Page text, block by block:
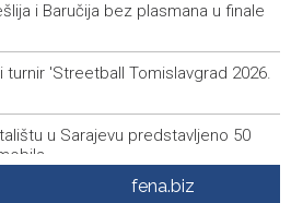
i Baručija bez plasmana u finale
turnir 'Streetball Tomislavgrad 2026.
u Sarajevu predstavljeno 50
for Friday, 7 August 2026
fena.biz